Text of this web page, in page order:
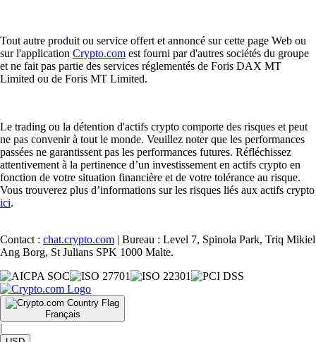
Tout autre produit ou service offert et annoncé sur cette page Web ou
sur l'application Crypto.com est fourni par d'autres sociétés du groupe
et ne fait pas partie des services réglementés de Foris DAX MT
Limited ou de Foris MT Limited.
Le trading ou la détention d'actifs crypto comporte des risques et peut
ne pas convenir à tout le monde. Veuillez noter que les performances
passées ne garantissent pas les performances futures. Réfléchissez
attentivement à la pertinence d’un investissement en actifs crypto en
fonction de votre situation financière et de votre tolérance au risque.
Vous trouverez plus d’informations sur les risques liés aux actifs crypto
ici.
Contact : chat.crypto.com | Bureau : Level 7, Spinola Park, Triq Mikiel
Ang Borg, St Julians SPK 1000 Malte.
Français
|